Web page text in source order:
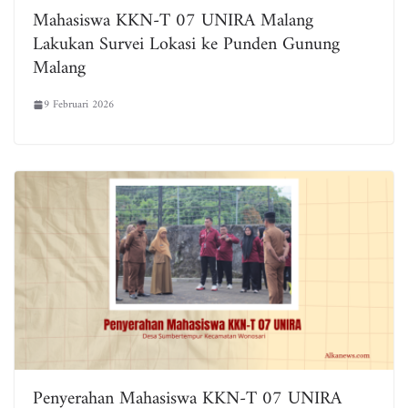
Mahasiswa KKN-T 07 UNIRA Malang
Lakukan Survei Lokasi ke Punden Gunung
Malang
9 Februari 2026
Penyerahan Mahasiswa KKN-T 07 UNIRA